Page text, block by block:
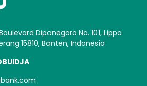
Diponegoro No. 101, Lippo
15810, Banten, Indonesia